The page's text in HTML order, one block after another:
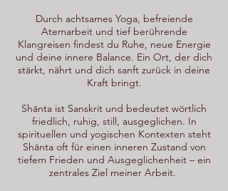
Durch achtsames Yoga, befreiende
Atemarbeit und tief berührende
Klangreisen findest du Ruhe, neue Energie
und deine innere Balance. Ein Ort, der dich
stärkt, nährt und dich sanft zurück in deine
Kraft bringt.
​Shānta ist Sanskrit und bedeutet wörtlich
friedlich, ruhig, still, ausgeglichen. In
spirituellen und yogischen Kontexten steht
Shānta oft für einen inneren Zustand von
tiefem Frieden und Ausgeglichenheit – ein
zentrales Ziel meiner Arbeit.